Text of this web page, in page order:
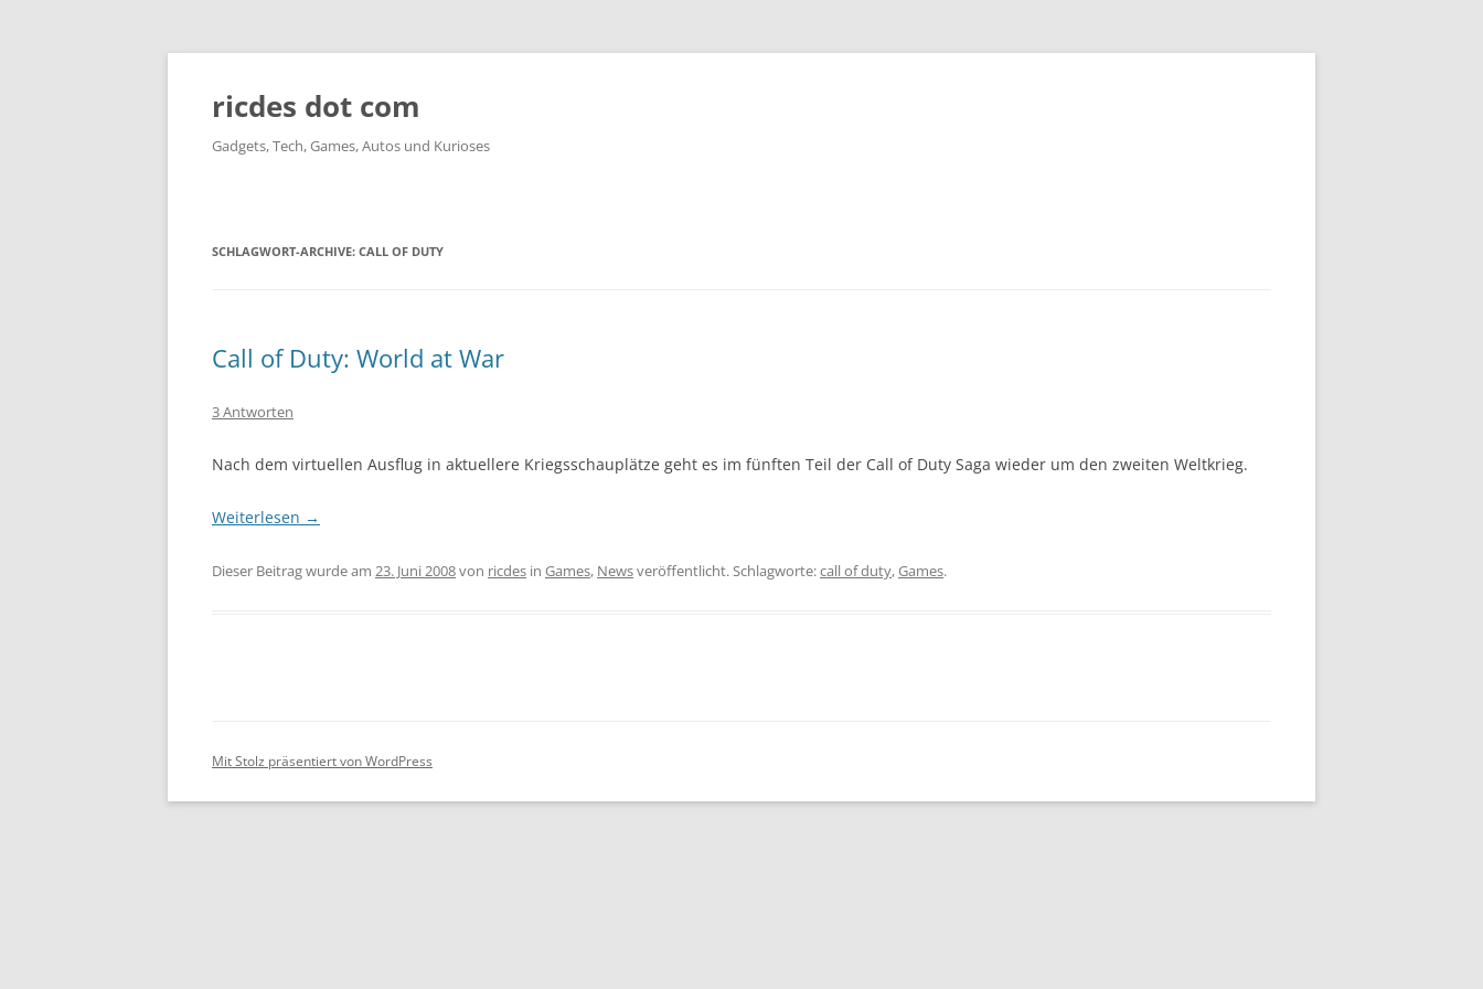
ricdes dot com
Gadgets, Tech, Games, Autos und Kurioses
SCHLAGWORT-ARCHIVE: CALL OF DUTY
Call of Duty: World at War
3 Antworten
Nach dem virtuellen Ausflug in aktuellere Kriegsschauplätze geht es im fünften Teil der Call of Duty Saga wieder um den zweiten Weltkrieg.
Weiterlesen →
Dieser Beitrag wurde am 23. Juni 2008von ricdes in Games, Newsveröffentlicht. Schlagworte:call of duty,Games.
Mit Stolz präsentiert von WordPress